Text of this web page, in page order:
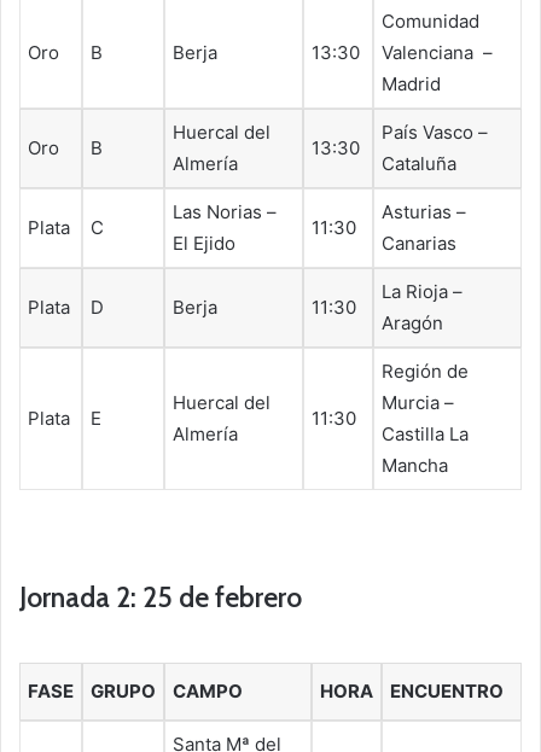
Oro B Berja 13:30
Comunidad
Valenciana –
Madrid
Oro B
Huercal del
Almería
13:30
País Vasco –
Cataluña
Plata C
Las Norias –
El Ejido
11:30
Asturias –
Canarias
Plata D Berja 11:30
La Rioja –
Aragón
Plata E
Huercal del
Almería
11:30
Región de
Murcia –
Castilla La
Mancha
Jornada 2: 25 de febrero
FASE GRUPO CAMPO HORA ENCUENTRO
Santa Mª del